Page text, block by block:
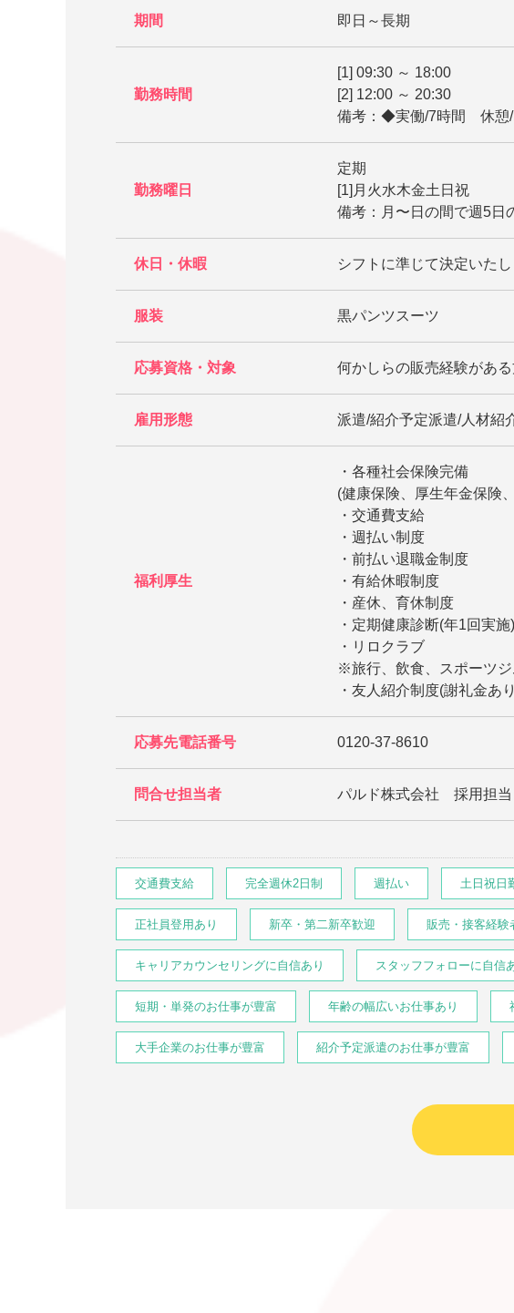
期間 即日～長期
勤務時間
[1] 09:30 ～ 18:00
[2] 12:00 ～ 20:30
備考：◆実働/7時間 休憩/
勤務曜日
定期
[1]月火水木金土日祝
備考：月〜日の間で週5日
休日・休暇 シフトに準じて決定いたし
服装 黒パンツスーツ
応募資格・対象 何かしらの販売経験がある
雇用形態 派遣/紹介予定派遣/人材紹
福利厚生
・各種社会保険完備
(健康保険、厚生年金保険
・交通費支給
・週払い制度
・前払い退職金制度
・有給休暇制度
・産休、育休制度
・定期健康診断(年1回実施)
・リロクラブ
※旅行、飲食、スポーツジ
・友人紹介制度(謝礼金あ
応募先電話番号 0120-37-8610
問合せ担当者 パルド株式会社 採用担当
交通費支給 完全週休2日制 週払い 土日祝日
正社員登用あり 新卒・第二新卒歓迎 販売・接客経験
キャリアカウンセリングに自信あり スタッフフォローに自信
短期・単発のお仕事が豊富 年齢の幅広いお仕事あり
大手企業のお仕事が豊富 紹介予定派遣のお仕事が豊富